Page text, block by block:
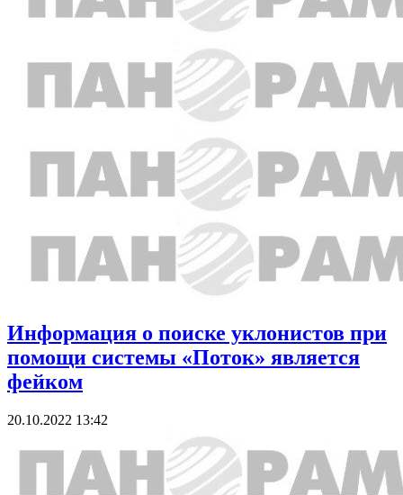
Информация о поиске уклонистов при
помощи системы «Поток» является
фейком
20.10.2022 13:42